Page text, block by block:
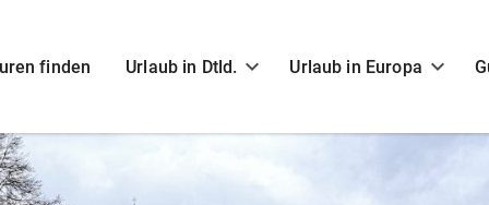
finden Urlaub in Dtld. Urlaub in Europa